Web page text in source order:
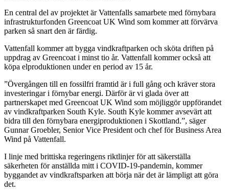
En central del av projektet är Vattenfalls samarbete med förnybara
infrastrukturfonden Greencoat UK Wind som kommer att förvärva
parken så snart den är färdig.
Vattenfall kommer att bygga vindkraftparken och sköta driften på
uppdrag av Greencoat i minst tio år. Vattenfall kommer också att
köpa elproduktionen under en period av 15 år.
”Övergången till en fossilfri framtid är i full gång och kräver stora
investeringar i förnybar energi. Därför är vi glada över att
partnerskapet med Greencoat UK Wind som möjliggör uppförandet
av vindkraftparken South Kyle. South Kyle kommer avsevärt att
bidra till den förnybara energiproduktionen i Skottland.”, säger
Gunnar Groebler, Senior Vice President och chef för Business Area
Wind på Vattenfall.
I linje med brittiska regeringens riktlinjer för att säkerställa
säkerheten för anställda mitt i COVID-19-pandemin, kommer
byggandet av vindkraftsparken att börja när det är lämpligt att göra
det.